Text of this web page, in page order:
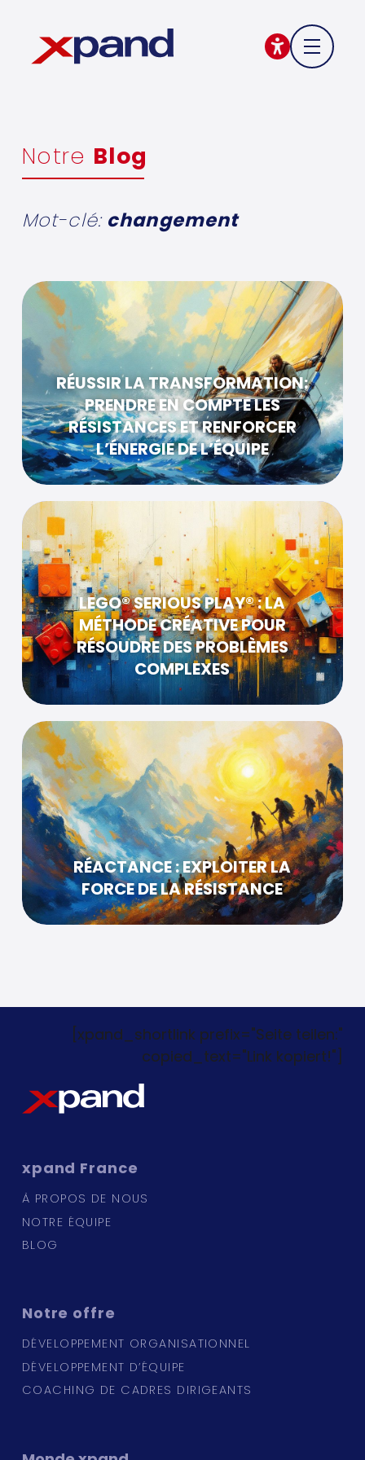
Notre Blog
Mot-clé: changement
RÉUSSIR LA TRANSFORMATION:
PRENDRE EN COMPTE LES
RÉSISTANCES ET RENFORCER
L’ÉNERGIE DE L’ÉQUIPE
LEGO® SERIOUS PLAY® : LA
MÉTHODE CRÉATIVE POUR
RÉSOUDRE DES PROBLÈMES
COMPLEXES
RÉACTANCE : EXPLOITER LA
FORCE DE LA RÉSISTANCE
[xpand_shortlink prefix="Seite teilen:"
copied_text="Link kopiert!"]
xpand France
À PROPOS DE NOUS
NOTRE ÉQUIPE
BLOG
Notre offre
DÉVELOPPEMENT ORGANISATIONNEL
DÉVELOPPEMENT D’ÉQUIPE
COACHING DE CADRES DIRIGEANTS